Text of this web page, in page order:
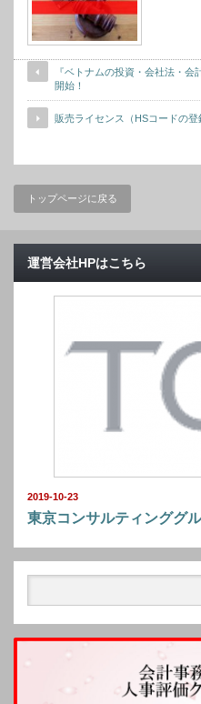
『ベトナムの投資・会社法・
開始！
販売ライセンス（HSコードの登
トップページに戻る
運営会社HPはこちら
2019-10-23
東京コンサルティンググ